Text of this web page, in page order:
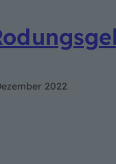
2022